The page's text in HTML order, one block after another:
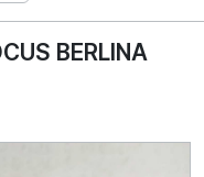
BERLINA